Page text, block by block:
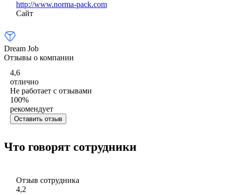
http://www.norma-pack.com
Сайт
Dream Job
Отзывы о компании
4,6
отлично
Не работает с отзывами
100%
рекомендует
Оставить отзыв
Что говорят сотрудники
Отзыв сотрудника
4,2